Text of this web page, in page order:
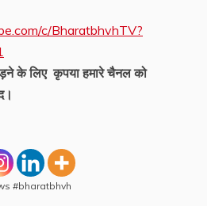
c/BharatbhvhTV?
के लिए कृपया हमारे चैनल को
#bharatbhvh